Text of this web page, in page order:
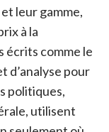
leur gamme,
à la
écrits comme le
d’analyse pour
politiques,
utilisent